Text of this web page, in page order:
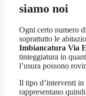
siamo noi
Ogni certo numero
soprattutto le
Imbiancatura Via
tinteggiatura in
l’usura possono
Il tipo d’interventi in
rappresentano